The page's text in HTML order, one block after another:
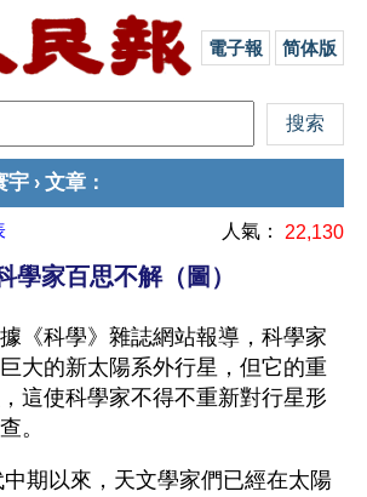
電子報 简体版
宇 › 文章 ：
人氣： 22,130
學家百思不解（圖）
據《科學》雜誌網站報導，科學家
大的新太陽系外行星，但它的重
這使科學家不得不重新對行星形
。
期以來，天文學家們已經在太陽